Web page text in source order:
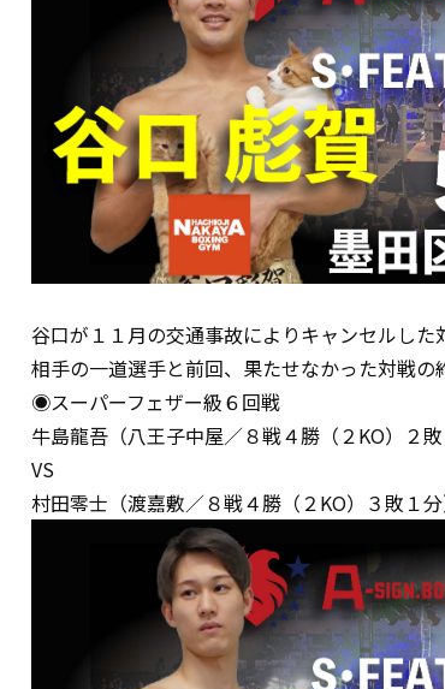
谷口が１１月の交通事故によりキャンセルした
相手の一道選手と前回、果たせなかった対戦の
◉スーパーフェザー級６回戦
牛島龍吾（八王子中屋／８戦４勝（２KO）２敗
VS
村田零士（渡嘉敷／８戦４勝（２KO）３敗１分